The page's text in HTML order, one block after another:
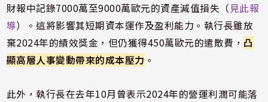
財報中記錄7000萬至9000萬歐元的資產減值損失（ 見此報
導）。這將影響其短期資本運作及盈利能力。執行長雖放
棄2024年的績效獎金，但仍獲得450萬歐元的遣散費， 凸
顯高層人事變動帶來的成本壓力 。
此外，執行長在去年10月曾表示2024年的營運利潤可能落